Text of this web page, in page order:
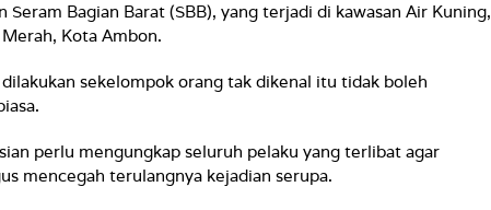
Seram Bagian Barat (SBB), yang terjadi di kawasan Air Kuning,
Kota Ambon.
sekelompok orang tak dikenal itu tidak boleh
perlu mengungkap seluruh pelaku yang terlibat agar
mencegah terulangnya kejadian serupa.